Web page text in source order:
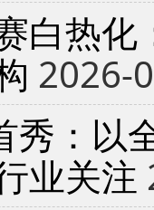
白热
2026-
秀：以
业关注